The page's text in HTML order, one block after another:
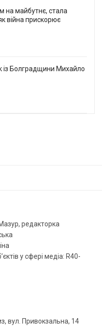
на майбутнє, стала
війна прискорює
із Болградщини Михайло
редакторка
у сфері медіа: R40-
вул. Привокзальна, 14